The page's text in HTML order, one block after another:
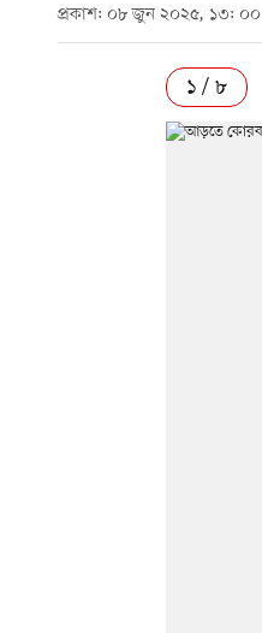
প্রকাশ: ০৮ জুন ২০২৫, ১৩: ০০
১ / ৮